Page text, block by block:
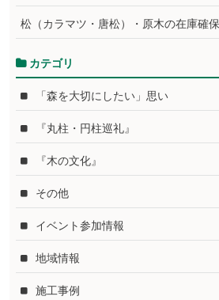
松（カラマツ・唐松）・原木の在庫確
カテゴリ
「森を大切にしたい」思い
『丸柱・円柱巡礼』
『木の文化』
その他
イベント参加情報
地域情報
施工事例